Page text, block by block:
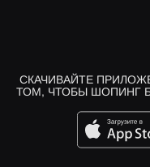
СКАЧИВАЙТЕ
ТОМ, ЧТОБЫ ШОПИНГ